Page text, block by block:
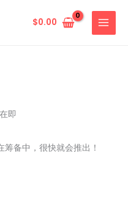
$0.00
即
备中，很快就会推出！